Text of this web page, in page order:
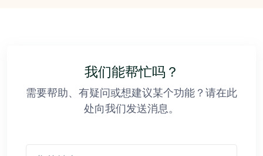
我们能帮忙吗？
需要帮助、有疑问或想建议某个功能？请在此
处向我们发送消息。